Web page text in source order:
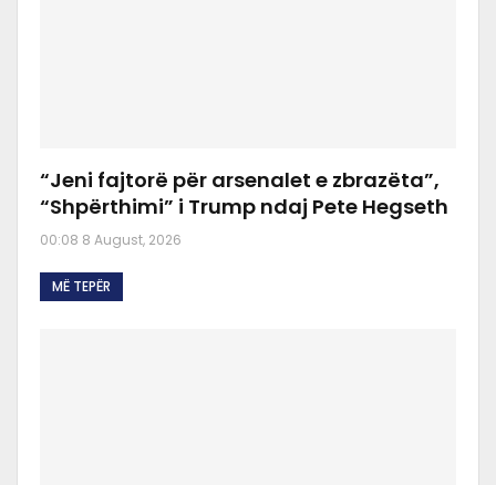
“Jeni fajtorë për arsenalet e zbrazëta”,
“Shpërthimi” i Trump ndaj Pete Hegseth
00:08 8 August, 2026
MË TEPËR